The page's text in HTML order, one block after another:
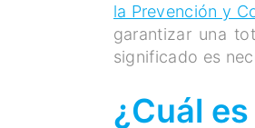
la Prevención y
garantizar una
significado es
¿Cuál